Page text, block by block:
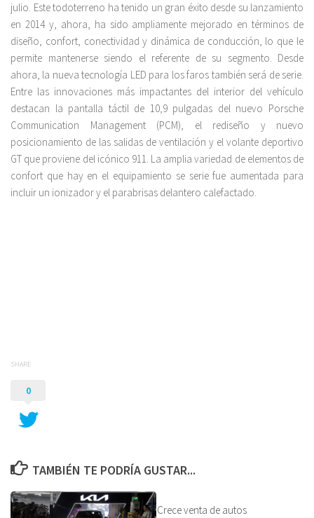
julio. Este todoterreno ha tenido un gran éxito desde su lanzamiento
en 2014 y, ahora, ha sido ampliamente mejorado en términos de
diseño, confort, conectividad y dinámica de conducción, lo que le
permite mantenerse siendo el referente de su segmento. Desde
ahora, la nueva tecnología LED para los faros también será de serie.
Entre las innovaciones más impactantes del interior del vehículo
destacan la pantalla táctil de 10,9 pulgadas del nuevo Porsche
Communication Management (PCM), el rediseño y nuevo
posicionamiento de las salidas de ventilación y el volante deportivo
GT que proviene del icónico 911. La amplia variedad de elementos de
confort que hay en el equipamiento se serie fue aumentada para
incluir un ionizador y el parabrisas delantero calefactado.
SHARE
0
TAMBIÉN TE PODRÍA GUSTAR...
Crece venta de autos